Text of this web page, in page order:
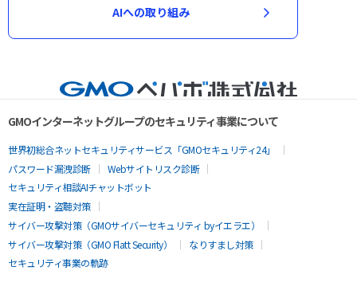
AIへの取り組み
GMOインターネットグループのセキュリティ事業について
世界初総合ネットセキュリティサービス「GMOセキュリティ24」
パスワード漏洩診断
Webサイトリスク診断
セキュリティ相談AIチャットボット
実在証明・盗聴対策
サイバー攻撃対策（GMOサイバーセキュリティ byイエラエ）
サイバー攻撃対策（GMO Flatt Security）
なりすまし対策
セキュリティ事業の軌跡